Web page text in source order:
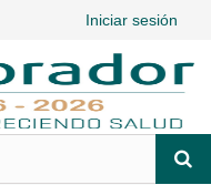
Iniciar sesión